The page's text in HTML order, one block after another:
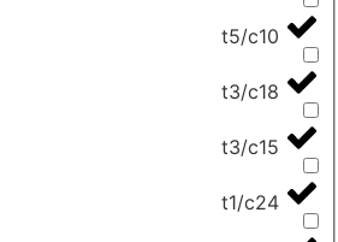
t5/c10
t3/c18
t3/c15
t1/c24